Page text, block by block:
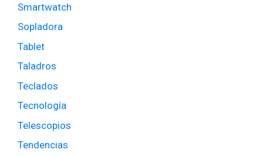
Smartwatch
Sopladora
Tablet
Taladros
Teclados
Tecnología
Telescopios
Tendencias